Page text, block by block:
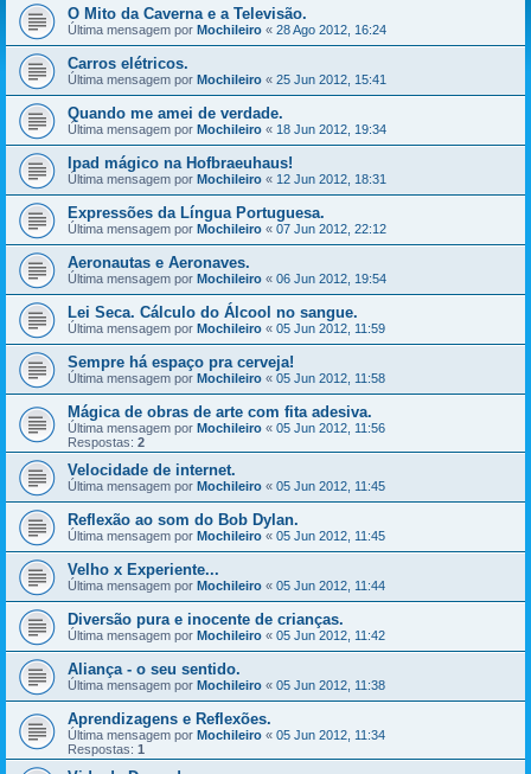
O Mito da Caverna e a Televisão.
Última mensagem por Mochileiro « 28 Ago 2012, 16:24
Carros elétricos.
Última mensagem por Mochileiro « 25 Jun 2012, 15:41
Quando me amei de verdade.
Última mensagem por Mochileiro « 18 Jun 2012, 19:34
Ipad mágico na Hofbraeuhaus!
Última mensagem por Mochileiro « 12 Jun 2012, 18:31
Expressões da Língua Portuguesa.
Última mensagem por Mochileiro « 07 Jun 2012, 22:12
Aeronautas e Aeronaves.
Última mensagem por Mochileiro « 06 Jun 2012, 19:54
Lei Seca. Cálculo do Álcool no sangue.
Última mensagem por Mochileiro « 05 Jun 2012, 11:59
Sempre há espaço pra cerveja!
Última mensagem por Mochileiro « 05 Jun 2012, 11:58
Mágica de obras de arte com fita adesiva.
Última mensagem por Mochileiro « 05 Jun 2012, 11:56
Respostas: 2
Velocidade de internet.
Última mensagem por Mochileiro « 05 Jun 2012, 11:45
Reflexão ao som do Bob Dylan.
Última mensagem por Mochileiro « 05 Jun 2012, 11:45
Velho x Experiente...
Última mensagem por Mochileiro « 05 Jun 2012, 11:44
Diversão pura e inocente de crianças.
Última mensagem por Mochileiro « 05 Jun 2012, 11:42
Aliança - o seu sentido.
Última mensagem por Mochileiro « 05 Jun 2012, 11:38
Aprendizagens e Reflexões.
Última mensagem por Mochileiro « 05 Jun 2012, 11:34
Respostas: 1